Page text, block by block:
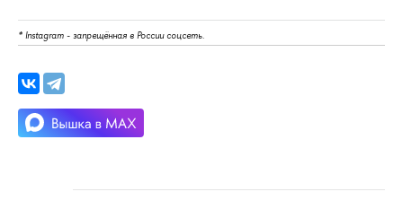
* Instagram - запрещённая в России соцсеть.